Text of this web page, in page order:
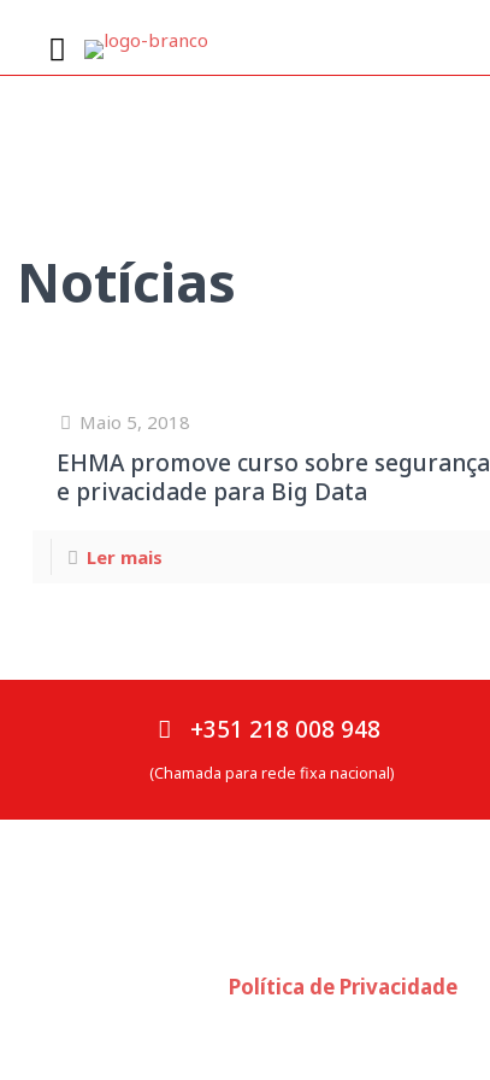
Notícias
Maio 5, 2018
EHMA promove curso sobre segurança
e privacidade para Big Data
Ler mais
+351 218 008 948
(Chamada para rede fixa nacional)
EHMA promove curso sobre
segurança e privacidade para Big
Política de Privacidade